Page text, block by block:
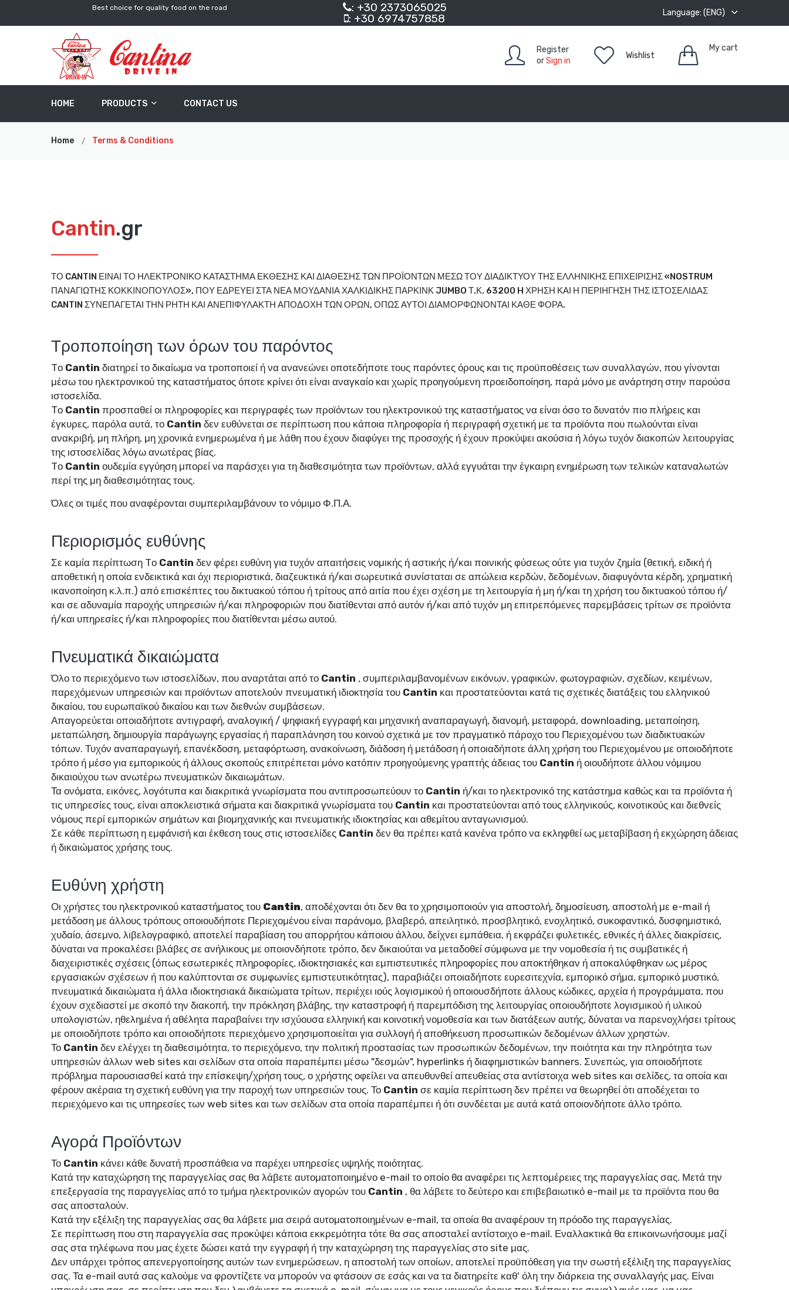
Best choice for quality food on the road
: +30 2373065025
: +30 6974757858
Language: (ENG)
Register
orSign in
Wishlist
My cart
HOME PRODUCTS CONTACT US
Home Terms & Conditions
Cantin.gr
ΤΟ CANTIN ΕΙΝΑΙ ΤΟ ΗΛΕΚΤΡΟΝΙΚΟ ΚΑΤΑΣΤΗΜΑ ΕΚΘΕΣΗΣ ΚΑΙ ΔΙΑΘΕΣΗΣ ΤΩΝ ΠΡΟΪΟΝΤΩΝ ΜΕΣΩ ΤΟΥ ΔΙΑΔΙΚΤΥΟΥ ΤΗΣ ΕΛΛΗΝΙΚΗΣ ΕΠΙΧΕΙΡΙΣΗΣ «NOSTRUM
ΠΑΝΑΓΙΩΤΗΣ ΚΟΚΚΙΝΟΠΟΥΛΟΣ», ΠΟΥ ΕΔΡΕΥΕΙ ΣΤΑ ΝΕΑ ΜΟΥΔΑΝΙΑ ΧΑΛΚΙΔΙΚΗΣ ΠΑΡΚΙΝΚ JUMBO Τ.Κ. 63200 H ΧΡΗΣΗ ΚΑΙ Η ΠΕΡΙΗΓΗΣΗ ΤΗΣ ΙΣΤΟΣΕΛΙΔΑΣ
CANTIN ΣΥΝΕΠΑΓΕΤΑΙ ΤΗΝ ΡΗΤΗ ΚΑΙ ΑΝΕΠΙΦΥΛΑΚΤΗ ΑΠΟΔΟΧΗ ΤΩΝ ΟΡΩΝ, ΟΠΩΣ ΑΥΤΟΙ ΔΙΑΜΟΡΦΩΝΟΝΤΑΙ ΚΑΘΕ ΦΟΡΑ.
Τροποποίηση των όρων του παρόντος
Tο Cantin διατηρεί το δικαίωμα να τροποποιεί ή να ανανεώνει οποτεδήποτε τους παρόντες όρους και τις προϋποθέσεις των συναλλαγών, που γίνονται
μέσω του ηλεκτρονικού της καταστήματος όποτε κρίνει ότι είναι αναγκαίο και χωρίς προηγούμενη προειδοποίηση, παρά μόνο με ανάρτηση στην παρούσα
ιστοσελίδα.
Tο Cantin προσπαθεί οι πληροφορίες και περιγραφές των προϊόντων του ηλεκτρονικού της καταστήματος να είναι όσο το δυνατόν πιο πλήρεις και
έγκυρες, παρόλα αυτά, το Cantin δεν ευθύνεται σε περίπτωση που κάποια πληροφορία ή περιγραφή σχετική με τα προϊόντα που πωλούνται είναι
ανακριβή, μη πλήρη, μη χρονικά ενημερωμένα ή με λάθη που έχουν διαφύγει της προσοχής ή έχουν προκύψει ακούσια ή λόγω τυχόν διακοπών λειτουργίας
της ιστοσελίδας λόγω ανωτέρας βίας.
Tο Cantin ουδεμία εγγύηση μπορεί να παράσχει για τη διαθεσιμότητα των προϊόντων, αλλά εγγυάται την έγκαιρη ενημέρωση των τελικών καταναλωτών
περί της μη διαθεσιμότητας τους.
Όλες οι τιμές που αναφέρονται συμπεριλαμβάνουν το νόμιμο Φ.Π.Α.
Περιορισμός ευθύνης
Σε καμία περίπτωση Tο Cantin δεν φέρει ευθύνη για τυχόν απαιτήσεις νομικής ή αστικής ή/και ποινικής φύσεως ούτε για τυχόν ζημία (θετική, ειδική ή
αποθετική η οποία ενδεικτικά και όχι περιοριστικά, διαζευκτικά ή/και σωρευτικά συνίσταται σε απώλεια κερδών, δεδομένων, διαφυγόντα κέρδη, χρηματική
ικανοποίηση κ.λ.π.) από επισκέπτες του δικτυακού τόπου ή τρίτους από αιτία που έχει σχέση με τη λειτουργία ή μη ή/και τη χρήση του δικτυακού τόπου ή/
και σε αδυναμία παροχής υπηρεσιών ή/και πληροφοριών που διατίθενται από αυτόν ή/και από τυχόν μη επιτρεπόμενες παρεμβάσεις τρίτων σε προϊόντα
ή/και υπηρεσίες ή/και πληροφορίες που διατίθενται μέσω αυτού.
Πνευματικά δικαιώματα
Όλο το περιεχόμενο των ιστοσελίδων, που αναρτάται από το Cantin , συμπεριλαμβανομένων εικόνων, γραφικών, φωτογραφιών, σχεδίων, κειμένων,
παρεχόμενων υπηρεσιών και προϊόντων αποτελούν πνευματική ιδιοκτησία του Cantin και προστατεύονται κατά τις σχετικές διατάξεις του ελληνικού
δικαίου, του ευρωπαϊκού δικαίου και των διεθνών συμβάσεων.
Απαγορεύεται οποιαδήποτε αντιγραφή, αναλογική / ψηφιακή εγγραφή και μηχανική αναπαραγωγή, διανομή, μεταφορά, downloading, μεταποίηση,
μεταπώληση, δημιουργία παράγωγης εργασίας ή παραπλάνηση του κοινού σχετικά με τον πραγματικό πάροχο του Περιεχομένου των διαδικτυακών
τόπων. Τυχόν αναπαραγωγή, επανέκδοση, μεταφόρτωση, ανακοίνωση, διάδοση ή μετάδοση ή οποιαδήποτε άλλη χρήση του Περιεχομένου με οποιοδήποτε
τρόπο ή μέσο για εμπορικούς ή άλλους σκοπούς επιτρέπεται μόνο κατόπιν προηγούμενης γραπτής άδειας του Cantin ή οιουδήποτε άλλου νόμιμου
δικαιούχου των ανωτέρω πνευματικών δικαιωμάτων.
Τα ονόματα, εικόνες, λογότυπα και διακριτικά γνωρίσματα που αντιπροσωπεύουν το Cantin ή/και το ηλεκτρονικό της κατάστημα καθώς και τα προϊόντα ή
τις υπηρεσίες τους, είναι αποκλειστικά σήματα και διακριτικά γνωρίσματα του Cantin και προστατεύονται από τους ελληνικούς, κοινοτικούς και διεθνείς
νόμους περί εμπορικών σημάτων και βιομηχανικής και πνευματικής ιδιοκτησίας και αθεμίτου ανταγωνισμού.
Σε κάθε περίπτωση η εμφάνισή και έκθεση τους στις ιστοσελίδες Cantin δεν θα πρέπει κατά κανένα τρόπο να εκληφθεί ως μεταβίβαση ή εκχώρηση άδειας
ή δικαιώματος χρήσης τους.
Ευθύνη χρήστη
Οι χρήστες του ηλεκτρονικού καταστήματος του Cantin, αποδέχονται ότι δεν θα το χρησιμοποιούν για αποστολή, δημοσίευση, αποστολή με e-mail ή
μετάδοση με άλλους τρόπους οποιουδήποτε Περιεχομένου είναι παράνομο, βλαβερό, απειλητικό, προσβλητικό, ενοχλητικό, συκοφαντικό, δυσφημιστικό,
χυδαίο, άσεμνο, λιβελογραφικό, αποτελεί παραβίαση του απορρήτου κάποιου άλλου, δείχνει εμπάθεια, ή εκφράζει φυλετικές, εθνικές ή άλλες διακρίσεις,
δύναται να προκαλέσει βλάβες σε ανήλικους με οποιονδήποτε τρόπο, δεν δικαιούται να μεταδοθεί σύμφωνα με την νομοθεσία ή τις συμβατικές ή
διαχειριστικές σχέσεις (όπως εσωτερικές πληροφορίες, ιδιοκτησιακές και εμπιστευτικές πληροφορίες που αποκτήθηκαν ή αποκαλύφθηκαν ως μέρος
εργασιακών σχέσεων ή που καλύπτονται σε συμφωνίες εμπιστευτικότητας), παραβιάζει οποιαδήποτε ευρεσιτεχνία, εμπορικό σήμα, εμπορικό μυστικό,
πνευματικά δικαιώματα ή άλλα ιδιοκτησιακά δικαιώματα τρίτων, περιέχει ιούς λογισμικού ή οποιουσδήποτε άλλους κώδικες, αρχεία ή προγράμματα, που
έχουν σχεδιαστεί με σκοπό την διακοπή, την πρόκληση βλάβης, την καταστροφή ή παρεμπόδιση της λειτουργίας οποιουδήποτε λογισμικού ή υλικού
υπολογιστών, ηθελημένα ή αθέλητα παραβαίνει την ισχύουσα ελληνική και κοινοτική νομοθεσία και των διατάξεων αυτής, δύναται να παρενοχλήσει τρίτους
με οποιοδήποτε τρόπο και οποιοδήποτε περιεχόμενο χρησιμοποιείται για συλλογή ή αποθήκευση προσωπικών δεδομένων άλλων χρηστών.
Το Cantin δεν ελέγχει τη διαθεσιμότητα, το περιεχόμενο, την πολιτική προστασίας των προσωπικών δεδομένων, την ποιότητα και την πληρότητα των
υπηρεσιών άλλων web sites και σελίδων στα οποία παραπέμπει μέσω "δεσμών", hyperlinks ή διαφημιστικών banners. Συνεπώς, για οποιοδήποτε
πρόβλημα παρουσιασθεί κατά την επίσκεψη/χρήση τους, ο χρήστης οφείλει να απευθυνθεί απευθείας στα αντίστοιχα web sites και σελίδες, τα οποία και
φέρουν ακέραια τη σχετική ευθύνη για την παροχή των υπηρεσιών τους. Το Cantin σε καμία περίπτωση δεν πρέπει να θεωρηθεί ότι αποδέχεται το
περιεχόμενο και τις υπηρεσίες των web sites και των σελίδων στα οποία παραπέμπει ή ότι συνδέεται με αυτά κατά οποιονδήποτε άλλο τρόπο.
Αγορά Προϊόντων
Το Cantin κάνει κάθε δυνατή προσπάθεια να παρέχει υπηρεσίες υψηλής ποιότητας.
Κατά την καταχώρηση της παραγγελίας σας θα λάβετε αυτοματοποιημένο e-mail το οποίο θα αναφέρει τις λεπτομέρειες της παραγγελίας σας. Μετά την
επεξεργασία της παραγγελίας από το τμήμα ηλεκτρονικών αγορών του Cantin , θα λάβετε το δεύτερο και επιβεβαιωτικό e-mail με τα προϊόντα που θα
σας αποσταλούν.
Κατά την εξέλιξη της παραγγελίας σας θα λάβετε μια σειρά αυτοματοποιημένων e-mail, τα οποία θα αναφέρουν τη πρόοδο της παραγγελίας.
Σε περίπτωση που στη παραγγελία σας προκύψει κάποια εκκρεμότητα τότε θα σας αποσταλεί αντίστοιχο e-mail. Εναλλακτικά θα επικοινωνήσουμε μαζί
σας στα τηλέφωνα που μας έχετε δώσει κατά την εγγραφή ή την καταχώρηση της παραγγελίας στο site μας.
Δεν υπάρχει τρόπος απενεργοποίησης αυτών των ενημερώσεων, η αποστολή των οποίων, αποτελεί προϋπόθεση για την σωστή εξέλιξη της παραγγελίας
σας. Τα e-mail αυτά σας καλούμε να φροντίζετε να μπορούν να φτάσουν σε εσάς και να τα διατηρείτε καθ' όλη την διάρκεια της συναλλαγής μας. Είναι